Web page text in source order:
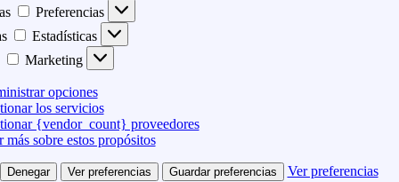
Preferencias
Estadísticas
Marketing
opciones
los servicios
{vendor_count} proveedores
más sobre estos propósitos
Denegar Ver preferencias Guardar preferencias Ver preferencias